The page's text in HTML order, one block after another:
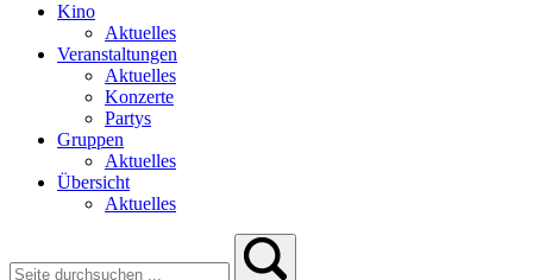
Kino
Aktuelles
Veranstaltungen
Aktuelles
Konzerte
Partys
Gruppen
Aktuelles
Übersicht
Aktuelles